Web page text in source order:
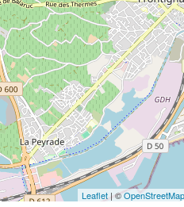
Leaflet | ©OpenStreetMap